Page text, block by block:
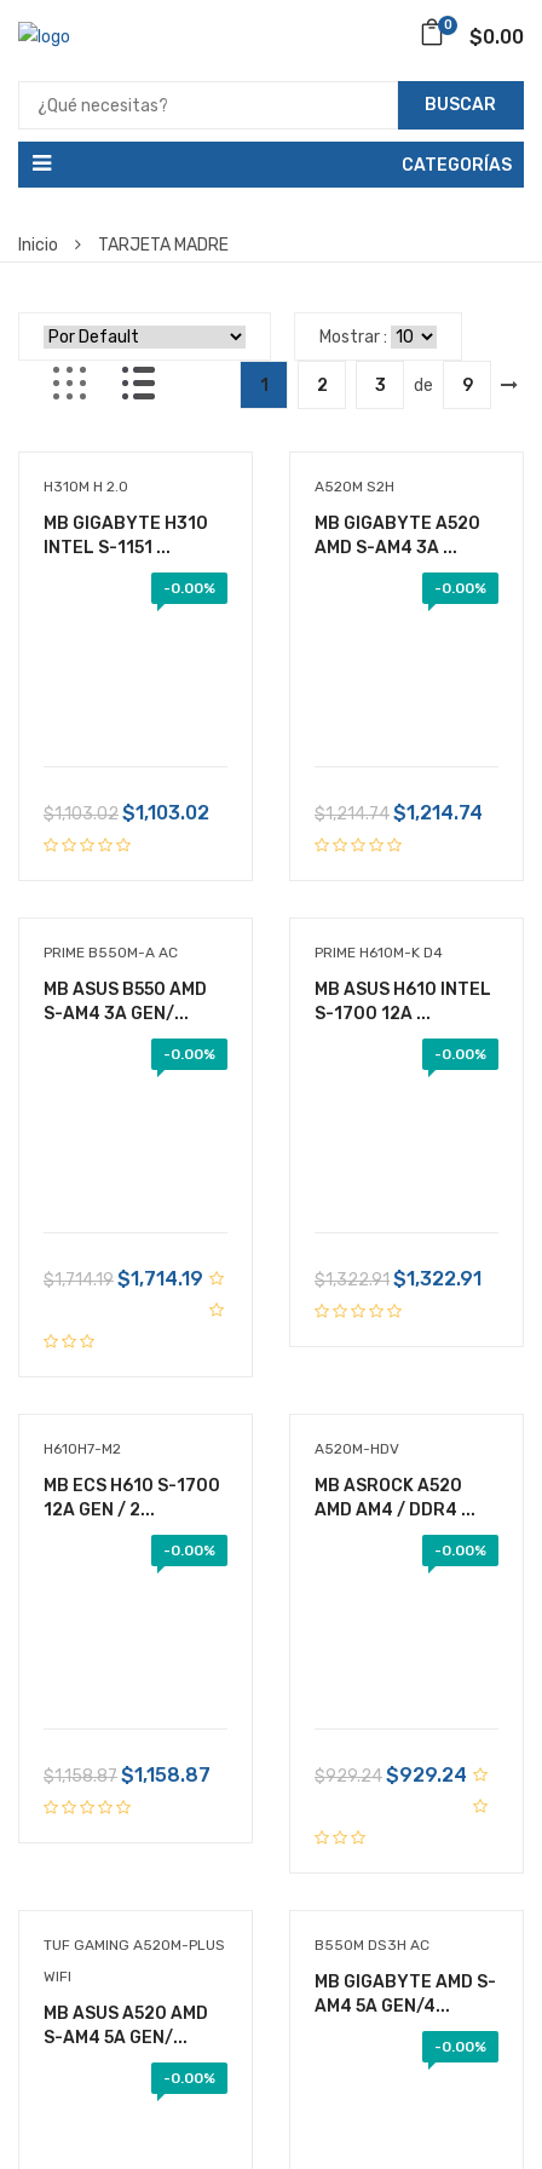
$0.00
0
BUSCAR
CATEGORÍAS
Inicio TARJETA MADRE
Mostrar :
1 2 3 de 9
H310M H 2.0
MB GIGABYTE H310
INTEL S-1151 ...
-0.00%
$1,103.02$1,103.02
A520M S2H
MB GIGABYTE A520
AMD S-AM4 3A ...
-0.00%
$1,214.74$1,214.74
PRIME B550M-A AC
MB ASUS B550 AMD
S-AM4 3A GEN/...
-0.00%
$1,714.19$1,714.19
PRIME H610M-K D4
MB ASUS H610 INTEL
S-1700 12A ...
-0.00%
$1,322.91$1,322.91
H610H7-M2
MB ECS H610 S-1700
12A GEN / 2...
-0.00%
$1,158.87$1,158.87
A520M-HDV
MB ASROCK A520
AMD AM4 / DDR4 ...
-0.00%
$929.24$929.24
TUF GAMING A520M-PLUS
WIFI
MB ASUS A520 AMD
S-AM4 5A GEN/...
-0.00%
B550M DS3H AC
MB GIGABYTE AMD S-
AM4 5A GEN/4...
-0.00%